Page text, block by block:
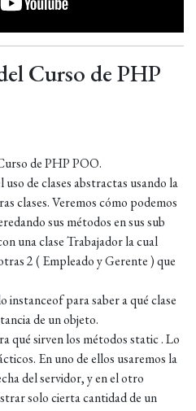
Curso de PHP
de PHP POO.
de clases abstractas usando la
clases. Veremos cómo podemos
sus métodos en sus sub
una clase Trabajador la cual
2 ( Empleado y Gerente ) que
instanceof para saber a qué clase
de un objeto.
qué sirven los métodos static . Lo
En uno de ellos usaremos la
del servidor, y en el otro
solo cierta cantidad de un